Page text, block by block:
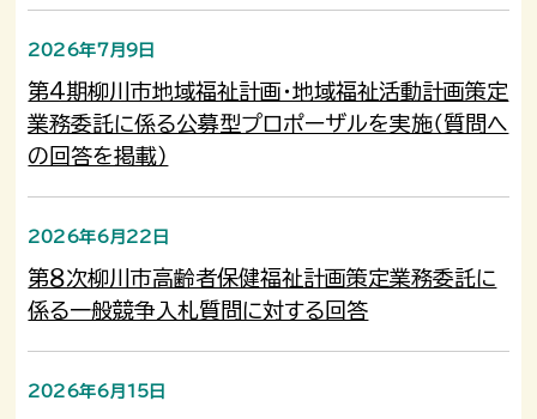
2026年7月9日
第4期柳川市地域福祉計画・地域福祉活動計画策定
業務委託に係る公募型プロポーザルを実施（質問へ
の回答を掲載）
2026年6月22日
第８次柳川市高齢者保健福祉計画策定業務委託に
係る一般競争入札質問に対する回答
2026年6月15日